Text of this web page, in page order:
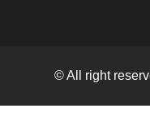
© All right